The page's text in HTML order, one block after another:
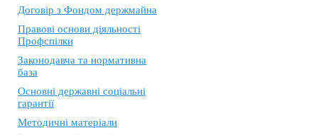
Договір з Фондом держмайна
Правові основи діяльності
Профспілки
Законодавча та нормативна
база
Основні державні соціальні
гарантії
Методичні матеріали